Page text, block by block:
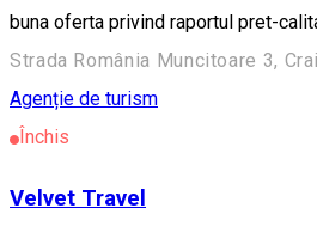
buna oferta privind raportul pret-
Strada România Muncitoare 3,
Agenție de turism
Închis
Velvet Travel